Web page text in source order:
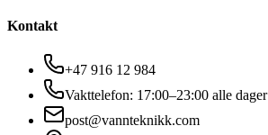
Kontakt
+47 916 12 984
Vakttelefon: 17:00–23:00 alle dager
post@vannteknikk.com